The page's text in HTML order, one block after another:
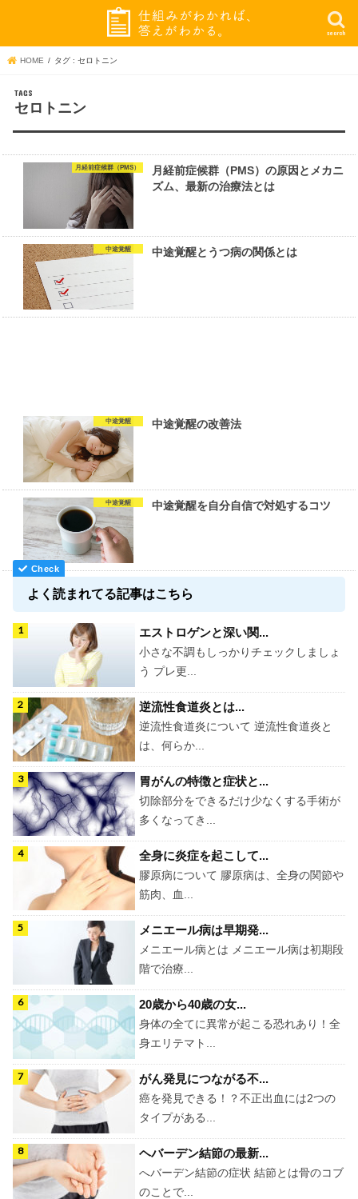
search
HOME タグ : セロトニン
セロトニン
月経前症候群（PMS）
月経前症候群（PMS）の原因とメカニ
ズム、最新の治療法とは
中途覚醒 中途覚醒とうつ病の関係とは
中途覚醒 中途覚醒の改善法
中途覚醒 中途覚醒を自分自信で対処するコツ
よく読まれてる記事はこちら
エストロゲンと深い関...
小さな不調もしっかりチェックしましょ
う プレ更...
逆流性食道炎とは...
逆流性食道炎について 逆流性食道炎と
は、何らか...
胃がんの特徴と症状と...
切除部分をできるだけ少なくする手術が
多くなってき...
全身に炎症を起こして...
膠原病について 膠原病は、全身の関節や
筋肉、血...
メニエール病は早期発...
メニエール病とは メニエール病は初期段
階で治療...
20歳から40歳の女...
身体の全てに異常が起こる恐れあり！全
身エリテマト...
がん発見につながる不...
癌を発見できる！？不正出血には2つの
タイプがある...
ヘバーデン結節の最新...
へバーデン結節の症状 結節とは骨のコブ
のことで...